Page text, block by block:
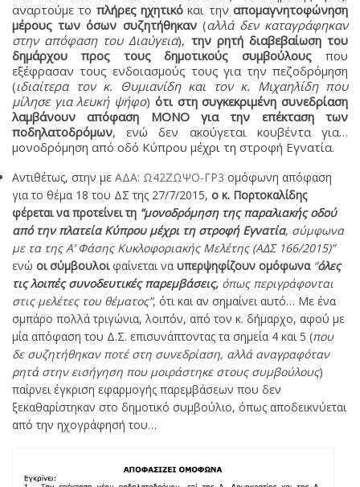
αναρτούμε το πλήρες ηχητικό και τηναπομαγνητοφώνηση
μέρους των όσων συζητήθηκαν(αλλά δεν καταγράφηκαν
στην απόφαση του Διαύγεια), την ρητή διαβεβαίωση του
δημάρχου προς τους δημοτικούς συμβούλους που
εξέφρασαν τους ενδοιασμούς τους για την πεζοδρόμηση
(ιδιαίτερα τον κ. Θυμιανίδη και τον κ. Μιχαηλίδη που
μίλησε για λευκή ψήφο) ότι στη συγκεκριμένη συνεδρίαση
λαμβάνουν απόφαση ΜΟΝΟ για την επέκταση των
ποδηλατοδρόμων, ενώ δεν ακούγεται κουβέντα για…
μονοδρόμηση από οδό Κύπρου μέχρι τη στροφή Εγνατία.
Αντιθέτως, στην με ΑΔΑ: Ω42ΖΩΨΟ-ΓΡ3 ομόφωνη απόφαση
για το θέμα 18 του ΔΣ της 27/7/2015, ο κ. Πορτοκαλίδης
φέρεται να προτείνει τη “μονοδρόμηση της παραλιακής οδού
από την πλατεία Κύπρου μέχρι τη στροφή Εγνατία, σύμφωνα
με τα της Α’ Φάσης Κυκλοφοριακής Μελέτης (ΑΔΣ 166/2015)”
ενώ οι σύμβουλοιφαίνεται να υπερψηφίζουν ομόφωνα“όλες
τις λοιπές συνοδευτικές παρεμβάσεις, όπως περιγράφονται
στις μελέτες του θέματος”, ότι και αν σημαίνει αυτό… Με ένα
σμπάρο πολλά τριγώνια, λοιπόν, από τον κ. δήμαρχο, αφού με
μία απόφαση του Δ.Σ. επισυνάπτοντας τα σημεία 4 και 5 (που
δε συζητήθηκαν ποτέ στη συνεδρίαση, αλλά αναγραφόταν
ρητά στην εισήγηση που μοιράστηκε στους συμβούλους)
παίρνει έγκριση εφαρμογής παρεμβάσεων που δεν
ξεκαθαρίστηκαν στο δημοτικό συμβούλιο, όπως αποδεικνύεται
από την ηχογράφησή του…